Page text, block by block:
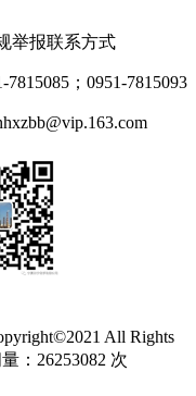
举报联系方式
；0951-7815093
All Rights
：26253082 次